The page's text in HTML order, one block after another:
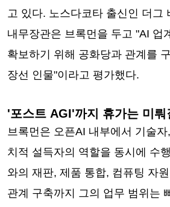
고 있다. 노스다코타 출신인 더그
내무장관은 브록먼을 두고 "AI 업
확보하기 위해 공화당과 관계를
장선 인물"이라고 평가했다.
'포스트 AGI'까지 휴가는 미뤄
브록먼은 오픈AI 내부에서 기술
치적 설득자의 역할을 동시에 수
와의 재판, 제품 통합, 컴퓨팅 자
관계 구축까지 그의 업무 범위는